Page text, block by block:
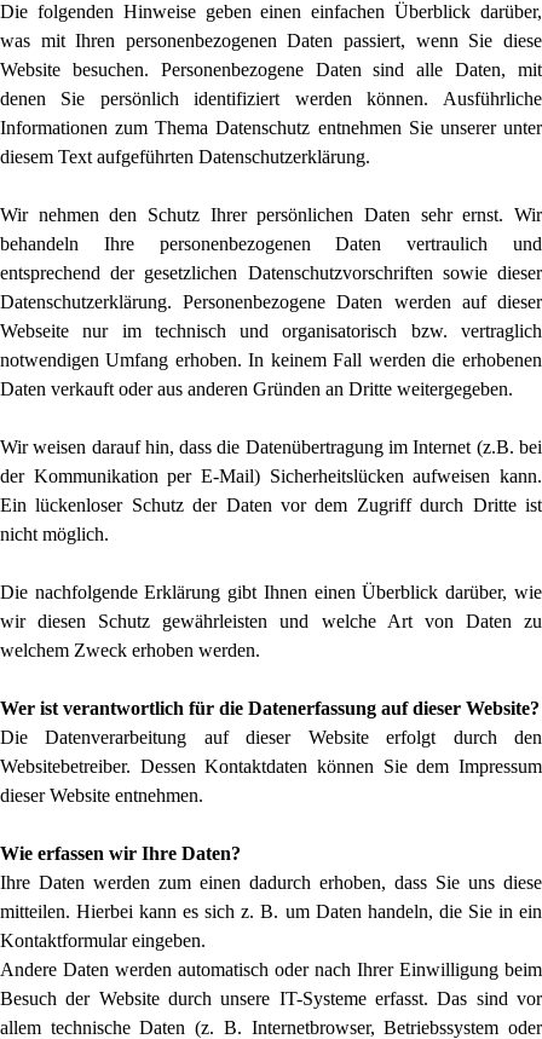
Die folgenden Hinweise geben einen einfachen Überblick darüber,
was mit Ihren personenbezogenen Daten passiert, wenn Sie diese
Website besuchen. Personenbezogene Daten sind alle Daten, mit
denen Sie persönlich identifiziert werden können. Ausführliche
Informationen zum Thema Datenschutz entnehmen Sie unserer unter
diesem Text aufgeführten Datenschutzerklärung.
Wir nehmen den Schutz Ihrer persönlichen Daten sehr ernst. Wir
behandeln Ihre personenbezogenen Daten vertraulich und
entsprechend der gesetzlichen Datenschutzvorschriften sowie dieser
Datenschutzerklärung. Personenbezogene Daten werden auf dieser
Webseite nur im technisch und organisatorisch bzw. vertraglich
notwendigen Umfang erhoben. In keinem Fall werden die erhobenen
Daten verkauft oder aus anderen Gründen an Dritte weitergegeben.
Wir weisen darauf hin, dass die Datenübertragung im Internet (z.B. bei
der Kommunikation per E-Mail) Sicherheitslücken aufweisen kann.
Ein lückenloser Schutz der Daten vor dem Zugriff durch Dritte ist
nicht möglich.
Die nachfolgende Erklärung gibt Ihnen einen Überblick darüber, wie
wir diesen Schutz gewährleisten und welche Art von Daten zu
welchem Zweck erhoben werden.
Wer ist verantwortlich für die Datenerfassung auf dieser Website?
Die Datenverarbeitung auf dieser Website erfolgt durch den
Websitebetreiber. Dessen Kontaktdaten können Sie dem Impressum
dieser Website entnehmen.
Wie erfassen wir Ihre Daten?
Ihre Daten werden zum einen dadurch erhoben, dass Sie uns diese
mitteilen. Hierbei kann es sich z. B. um Daten handeln, die Sie in ein
Kontaktformular eingeben.
Andere Daten werden automatisch oder nach Ihrer Einwilligung beim
Besuch der Website durch unsere IT-Systeme erfasst. Das sind vor
allem technische Daten (z. B. Internetbrowser, Betriebssystem oder